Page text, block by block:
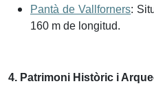
Pantà de Vallforners:
160 m de longitud.
4. Patrimoni Històric i